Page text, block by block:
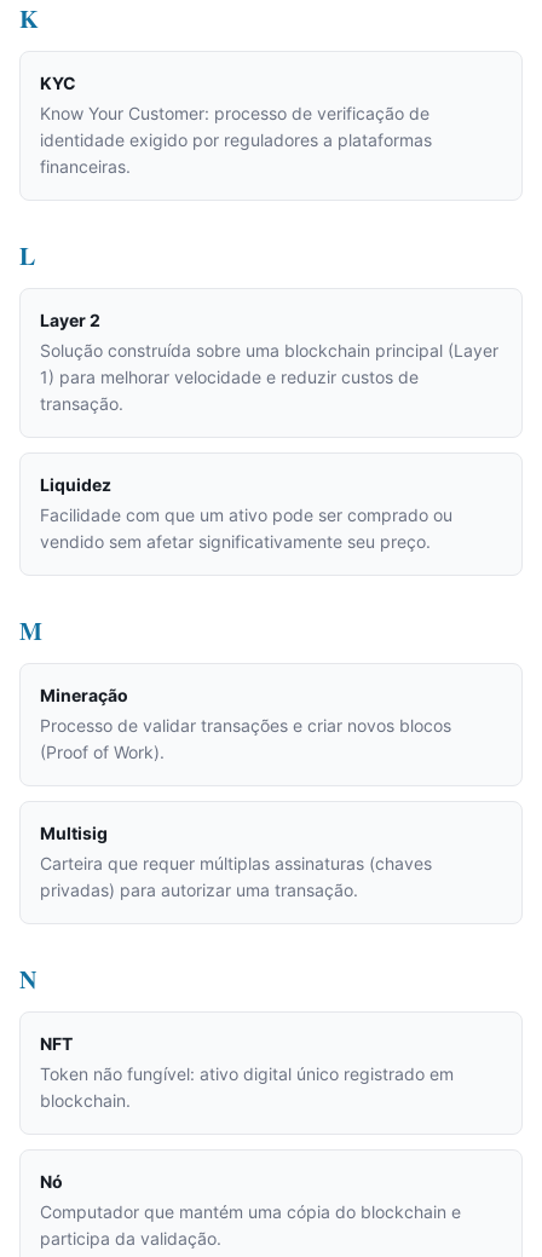
K
KYC
Know Your Customer: processo de verificação de
identidade exigido por reguladores a plataformas
financeiras.
L
Layer 2
Solução construída sobre uma blockchain principal (Layer
1) para melhorar velocidade e reduzir custos de
transação.
Liquidez
Facilidade com que um ativo pode ser comprado ou
vendido sem afetar significativamente seu preço.
M
Mineração
Processo de validar transações e criar novos blocos
(Proof of Work).
Multisig
Carteira que requer múltiplas assinaturas (chaves
privadas) para autorizar uma transação.
N
NFT
Token não fungível: ativo digital único registrado em
blockchain.
Nó
Computador que mantém uma cópia do blockchain e
participa da validação.